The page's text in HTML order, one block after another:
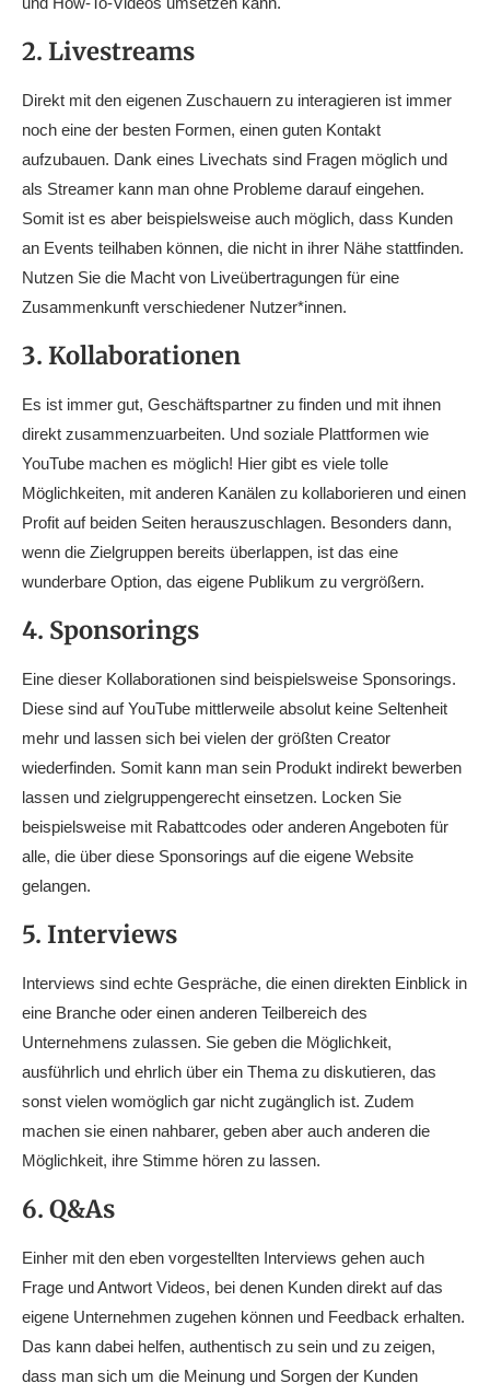
2. Livestreams
Direkt mit den eigenen Zuschauern zu interagieren ist immer
noch eine der besten Formen, einen guten Kontakt
aufzubauen. Dank eines Livechats sind Fragen möglich und
als Streamer kann man ohne Probleme darauf eingehen.
Somit ist es aber beispielsweise auch möglich, dass Kunden
an Events teilhaben können, die nicht in ihrer Nähe stattfinden.
Nutzen Sie die Macht von Liveübertragungen für eine
Zusammenkunft verschiedener Nutzer*innen.
3. Kollaborationen
Es ist immer gut, Geschäftspartner zu finden und mit ihnen
direkt zusammenzuarbeiten. Und soziale Plattformen wie
YouTube machen es möglich! Hier gibt es viele tolle
Möglichkeiten, mit anderen Kanälen zu kollaborieren und einen
Profit auf beiden Seiten herauszuschlagen. Besonders dann,
wenn die Zielgruppen bereits überlappen, ist das eine
wunderbare Option, das eigene Publikum zu vergrößern.
4. Sponsorings
Eine dieser Kollaborationen sind beispielsweise Sponsorings.
Diese sind auf YouTube mittlerweile absolut keine Seltenheit
mehr und lassen sich bei vielen der größten Creator
wiederfinden. Somit kann man sein Produkt indirekt bewerben
lassen und zielgruppengerecht einsetzen. Locken Sie
beispielsweise mit Rabattcodes oder anderen Angeboten für
alle, die über diese Sponsorings auf die eigene Website
gelangen.
5. Interviews
Interviews sind echte Gespräche, die einen direkten Einblick in
eine Branche oder einen anderen Teilbereich des
Unternehmens zulassen. Sie geben die Möglichkeit,
ausführlich und ehrlich über ein Thema zu diskutieren, das
sonst vielen womöglich gar nicht zugänglich ist. Zudem
machen sie einen nahbarer, geben aber auch anderen die
Möglichkeit, ihre Stimme hören zu lassen.
6. Q&As
Einher mit den eben vorgestellten Interviews gehen auch
Frage und Antwort Videos, bei denen Kunden direkt auf das
eigene Unternehmen zugehen können und Feedback erhalten.
Das kann dabei helfen, authentisch zu sein und zu zeigen,
dass man sich um die Meinung und Sorgen der Kunden